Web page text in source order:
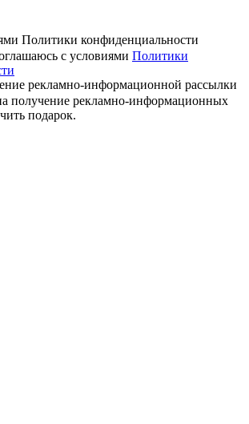
Политики конфиденциальности
с условиями Политики
рекламно-информационной рассылки
получение рекламно-информационных
подарок.